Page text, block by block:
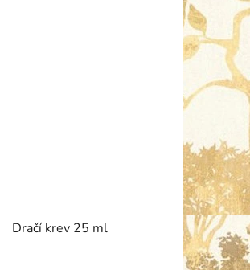
Dračí krev 25 ml